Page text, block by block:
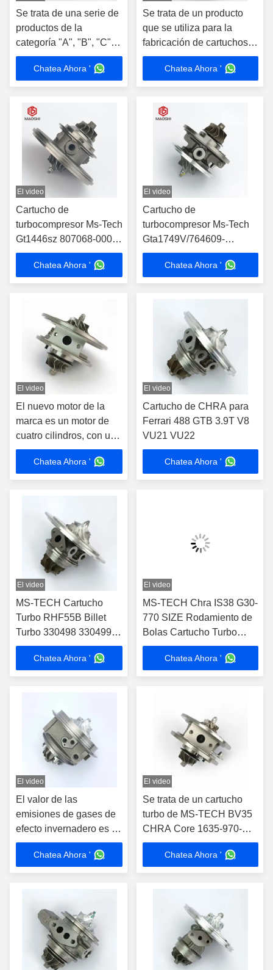
Se trata de una serie de
productos de la
categoría "A", "B", "C" y
"D".
Chatea Ahora '
Se trata de un producto
que se utiliza para la
fabricación de cartuchos
de aluminio.
Chatea Ahora '
El video
Cartucho de
turbocompresor Ms-Tech
Gt1446sz 807068-0001
766891-0001 784844-
0001 55209152
55220699 para Alfa
Chatea Ahora '
El video
Cartucho de
turbocompresor Ms-Tech
Gta1749V/764609-
0001/764609-0003
Turbocompresor para
automóviles
Chatea Ahora '
El video
El nuevo motor de la
marca es un motor de
cuatro cilindros, con un
motor de cuatro cilindros
y un motor de cuatro
cilindros.
Chatea Ahora '
El video
Cartucho de CHRA para
Ferrari 488 GTB 3.9T V8
VU21 VU22
Chatea Ahora '
El video
MS-TECH Cartucho
Turbo RHF55B Billet
Turbo 330498 330499
796483 796484 para
Ferrari 488 GTB 3.9T V8
VU21 VU22
Chatea Ahora '
El video
MS-TECH Chra IS38 G30-
770 SIZE Rodamiento de
Bolas Cartucho Turbo
06K145722A 06K145702n
para Audi A3 S3 Ea888
Rhf5 Turbocompresor
Chatea Ahora '
El video
El valor de las
emisiones de gases de
efecto invernadero es el
valor de las emisiones
de gases de efecto
invernadero, que es el
invernadero.
Chatea Ahora '
El video
Se trata de un cartucho
turbo de MS-TECH BV35
CHRA Core 1635-970-
0028.1659700028, 1635
970 0028 para el 28231-
2U000, 28231-2U010
Kia Sportage
Chatea Ahora '